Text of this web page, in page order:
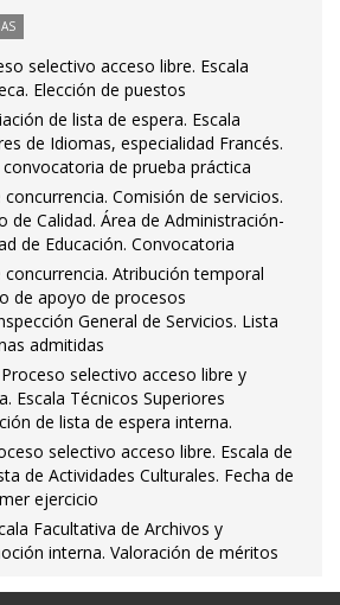
selectivo acceso libre. Escala
Elección de puestos
de lista de espera. Escala
de Idiomas, especialidad Francés.
de prueba práctica
concurrencia. Comisión de servicios.
de Calidad. Área de Administración-
de Educación. Convocatoria
concurrencia. Atribución temporal
de apoyo de procesos
General de Servicios. Lista
admitidas
selectivo acceso libre y
Escala Técnicos Superiores
de lista de espera interna.
selectivo acceso libre. Escala de
de Actividades Culturales. Fecha de
ejercicio
Facultativa de Archivos y
interna. Valoración de méritos